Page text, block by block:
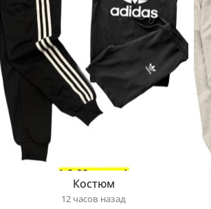
Костюм
12 часов назад